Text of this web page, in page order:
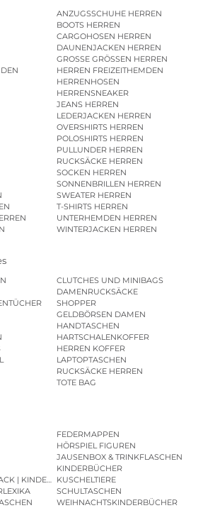
ANZUGSSCHUHE HERREN
BOOTS HERREN
CARGOHOSEN HERREN
DAUNENJACKEN HERREN
GROSSE GRÖSSEN HERREN
HERREN FREIZEITHEMDEN
HERRENHOSEN
HERRENSNEAKER
JEANS HERREN
LEDERJACKEN HERREN
OVERSHIRTS HERREN
POLOSHIRTS HERREN
PULLUNDER HERREN
RUCKSÄCKE HERREN
SOCKEN HERREN
SONNENBRILLEN HERREN
SWEATER HERREN
T-SHIRTS HERREN
UNTERHEMDEN HERREN
WINTERJACKEN HERREN
CLUTCHES UND MINIBAGS
DAMENRUCKSÄCKE
SHOPPER
GELDBÖRSEN DAMEN
HANDTASCHEN
HARTSCHALENKOFFER
HERREN KOFFER
LAPTOPTASCHEN
RUCKSÄCKE HERREN
TOTE BAG
FEDERMAPPEN
HÖRSPIEL FIGUREN
JAUSENBOX & TRINKFLASCHEN
KINDERBÜCHER
| KINDERGARTENBEUTEL
KUSCHELTIERE
SCHULTASCHEN
WEIHNACHTSKINDERBÜCHER